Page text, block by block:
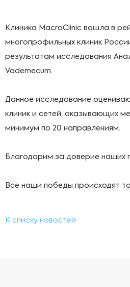
Клиника MacroClinic вошла в
многопрофильных клиник
результатам исследования
Vademecum.
Данное исследование
клиник и сетей, оказывающих
минимум по 20 направлениям. ⁣⁣⠀⁣⁣⠀
Благодарим за доверие наших
Все наши победы происходят
К списку новостей